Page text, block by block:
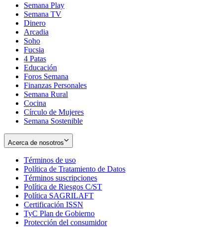
Semana Play
Semana TV
Dinero
Arcadia
Soho
in
new
window
Fucsia
in
new
window
4 Patas
Educación
Foros Semana
Finanzas Personales
Semana Rural
Cocina
Círculo de Mujeres
Semana Sostenible
Acerca de nosotros
Términos de uso
in
new
window
Política de Tratamiento de Datos
Términos suscripciones
in
Política de Riesgos C/ST
Política SAGRILAFT
new
window
Certificación ISSN
in
new
TyC Plan de Gobierno
in
Protección del consumidorOpens